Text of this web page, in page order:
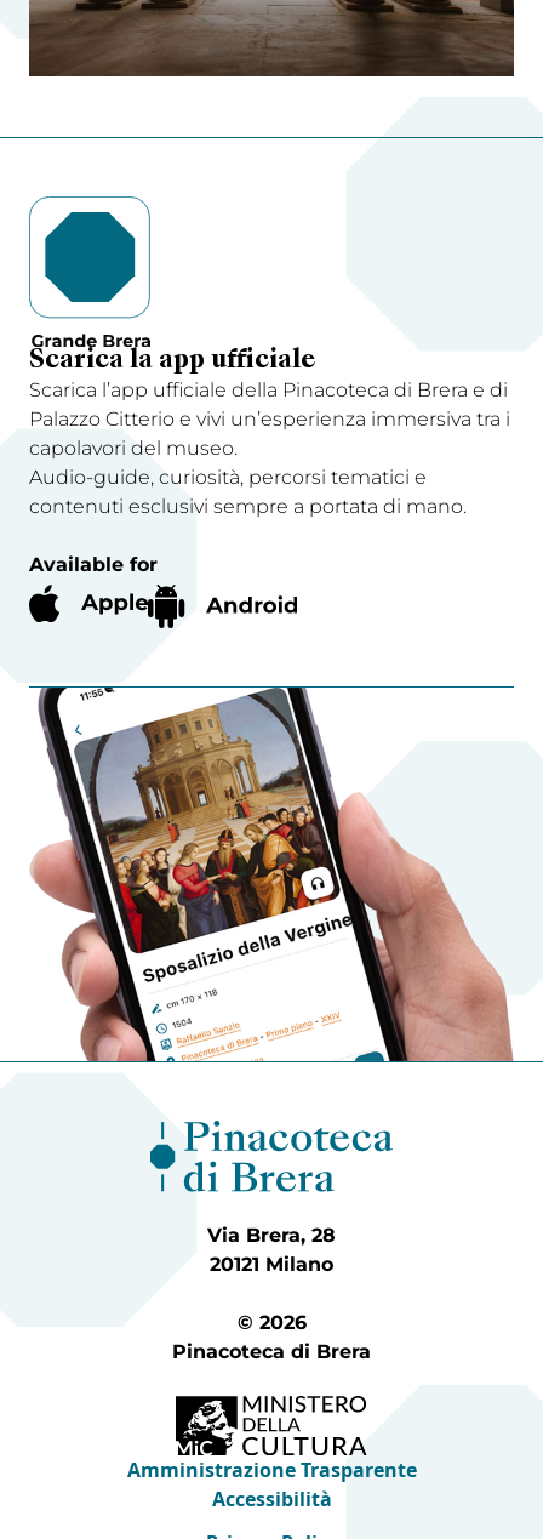
Scarica la app ufficiale
Scarica l’app ufficiale della Pinacoteca di Brera e di
Palazzo Citterio e vivi un’esperienza immersiva tra i
capolavori del museo.
Audio-guide, curiosità, percorsi tematici e
contenuti esclusivi sempre a portata di mano.
Available for
Via Brera, 28
20121 Milano
© 2026
Pinacoteca di Brera
Amministrazione Trasparente
Accessibilità